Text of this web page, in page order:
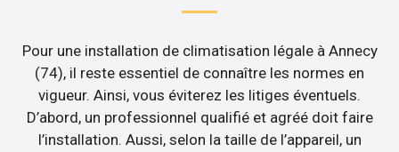
Pour une installation de climatisation légale à Annecy
(74), il reste essentiel de connaître les normes en
vigueur. Ainsi, vous éviterez les litiges éventuels.
D’abord, un professionnel qualifié et agréé doit faire
l’installation. Aussi, selon la taille de l’appareil, un